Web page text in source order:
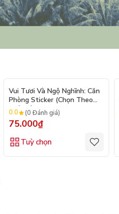
Vui Tươi Và Ngộ Nghĩnh: Căn
Phòng Sticker (Chọn Theo
Chủ Đề) - Hơn 250 Sticker
0.0 (0 Đánh giá)
75.000₫
Tuỳ chọn